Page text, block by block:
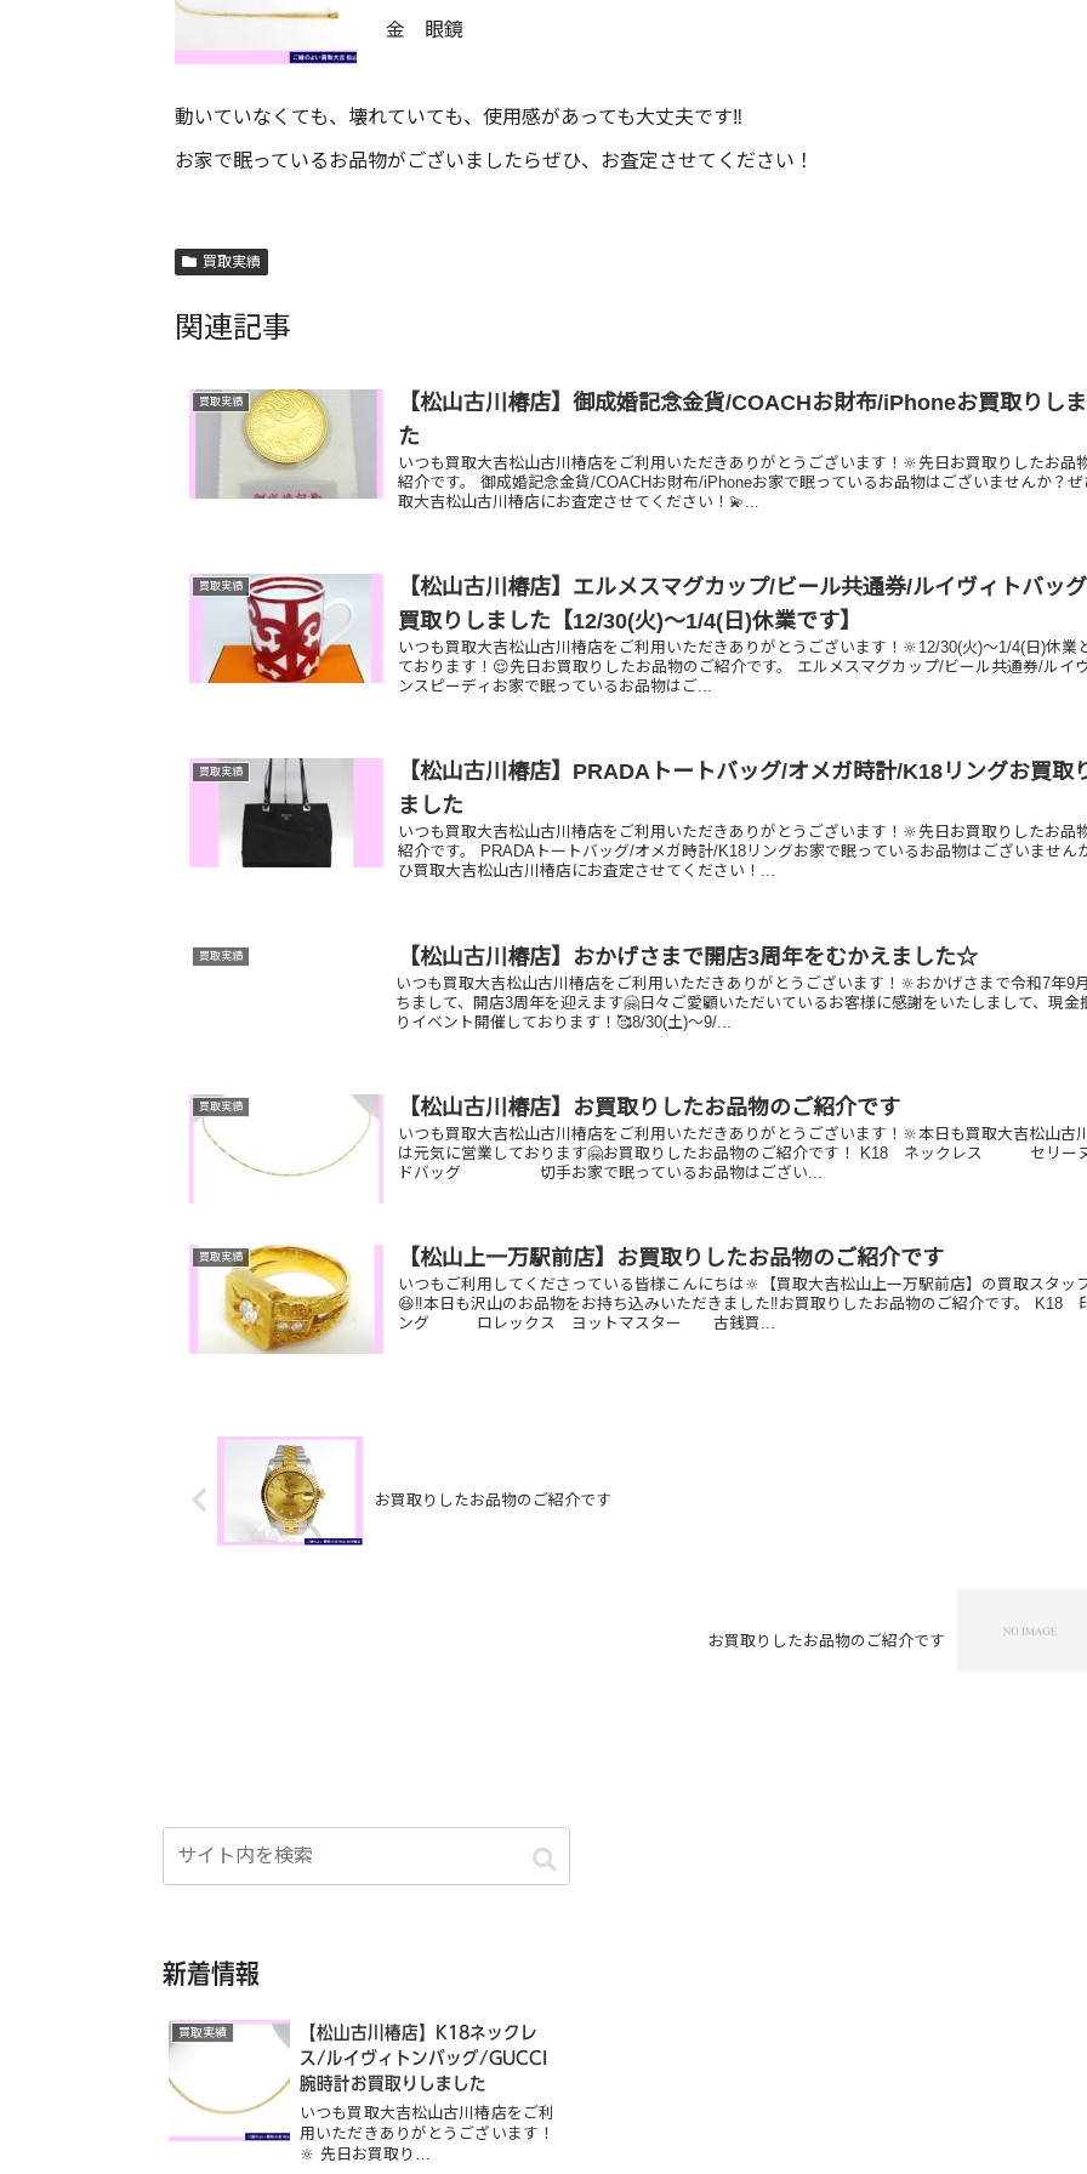
金 眼鏡
動いていなくても、壊れていても、使用感があっても大丈夫です‼
お家で眠っているお品物がございましたらぜひ、お査定させてください！
買取実績
関連記事
買取実績
【松山古川椿店】御成婚記念金貨/COACHお財布/iPhoneお買取りし
た
いつも買取大吉松山古川椿店をご利用いただきありがとうございます！🔆先日お買取りしたお品
紹介です。 御成婚記念金貨/COACHお財布/iPhoneお家で眠っているお品物はございませんか？ぜ
取大吉松山古川椿店にお査定させてください！💫...
買取実績
【松山古川椿店】エルメスマグカップ/ビール共通券/ルイヴィトバッ
買取りしました【12/30(火)～1/4(日)休業です】
いつも買取大吉松山古川椿店をご利用いただきありがとうございます！🔆12/30(火)～1/4(日)休業
ております！😌先日お買取りしたお品物のご紹介です。 エルメスマグカップ/ビール共通券/ルイ
ンスピーディお家で眠っているお品物はご...
買取実績
【松山古川椿店】PRADAトートバッグ/オメガ時計/K18リングお買取
ました
いつも買取大吉松山古川椿店をご利用いただきありがとうございます！🔆先日お買取りしたお品
紹介です。 PRADAトートバッグ/オメガ時計/K18リングお家で眠っているお品物はございません
ひ買取大吉松山古川椿店にお査定させてください！...
買取実績 【松山古川椿店】おかげさまで開店3周年をむかえました☆
いつも買取大吉松山古川椿店をご利用いただきありがとうございます！🔆おかげさまで令和7年9
ちまして、開店3周年を迎えます🤗日々ご愛顧いただいているお客様に感謝をいたしまして、現金
りイベント開催しております！🥰8/30(土)～9/...
買取実績 【松山古川椿店】お買取りしたお品物のご紹介です
いつも買取大吉松山古川椿店をご利用いただきありがとうございます！🔆本日も買取大吉松山古
は元気に営業しております🤗お買取りしたお品物のご紹介です！ K18 ネックレス セリー
ドバッグ 切手お家で眠っているお品物はござい...
買取実績 【松山上一万駅前店】お買取りしたお品物のご紹介です
いつもご利用してくださっている皆様こんにちは🔆【買取大吉松山上一万駅前店】の買取スタッ
😆‼️本日も沢山のお品物をお持ち込みいただきました‼️お買取りしたお品物のご紹介です。 K18
ング ロレックス ヨットマスター 古銭買...
お買取りしたお品物のご紹介です
お買取りしたお品物のご紹介です
新着情報
買取実績
【松山古川椿店】K18ネックレ
ス/ルイヴィトンバッグ/GUCCI
腕時計お買取りしました
いつも買取大吉松山古川椿店をご利
用いただきありがとうございます！
🔆 先日お買取り…